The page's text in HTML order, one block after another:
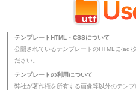
テンプレートHTML・CSSについて
公開されているテンプレートのHTMLに{ad}
ださい。
テンプレートの利用について
弊社が著作権を所有する画像等以外のテン